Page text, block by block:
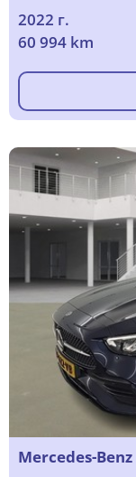
2022 г.
60 994 km
Mercedes-Benz